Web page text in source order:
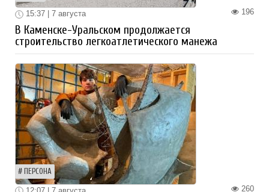
196
15:37 | 7 августа
В Каменске-Уральском продолжается
строительство легкоатлетического манежа
ПЕРСОНА
260